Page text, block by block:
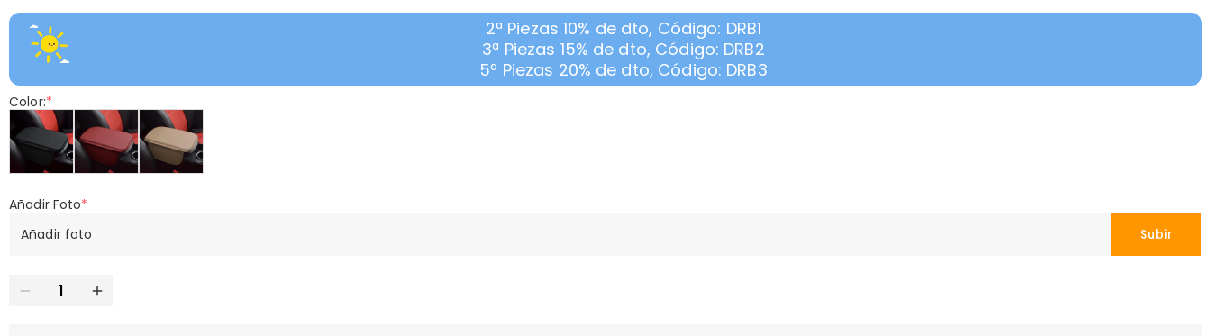
2ª Piezas 10% de dto, Código: DRB1
3ª Piezas 15% de dto, Código: DRB2
5ª Piezas 20% de dto, Código: DRB3
Color:*
Añadir Foto*
Añadir foto
Subir